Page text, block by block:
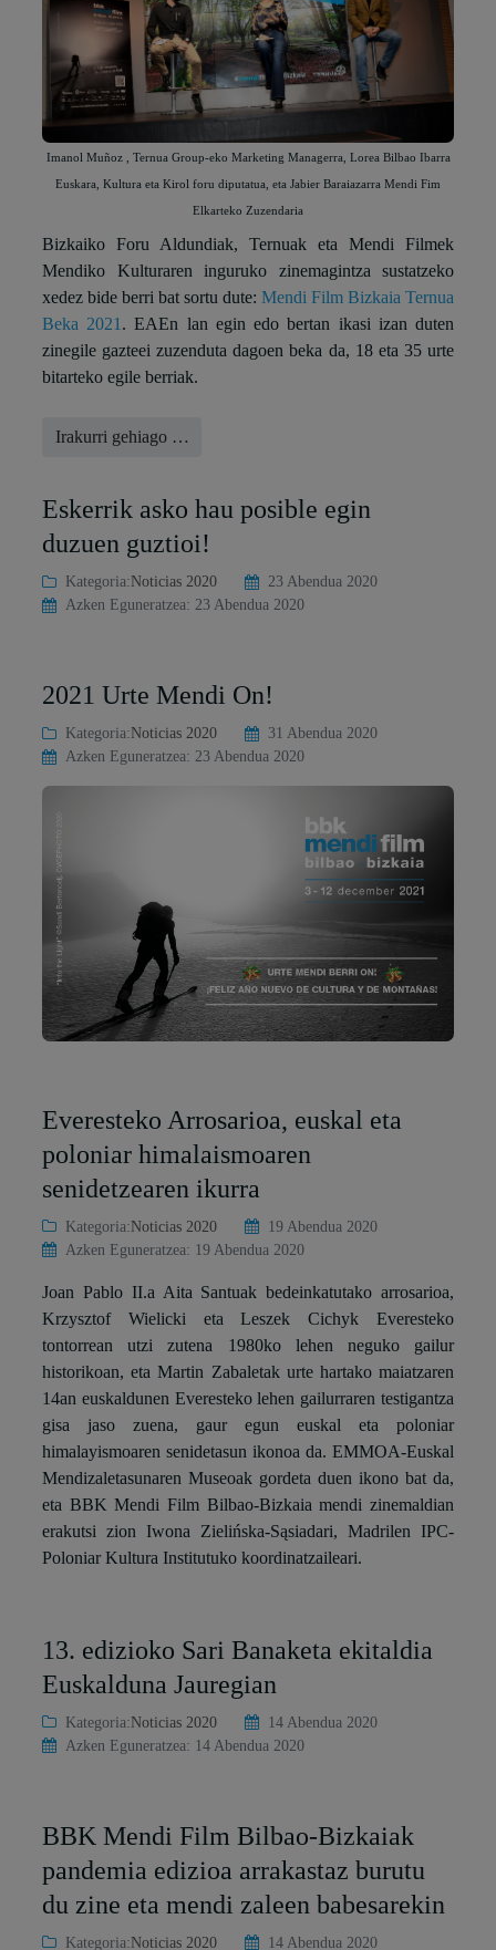
Imanol Muñoz , Ternua Group-eko Marketing Managerra, Lorea Bilbao Ibarra
Euskara, Kultura eta Kirol foru diputatua, eta Jabier Baraiazarra Mendi Fim
Elkarteko Zuzendaria
Bizkaiko Foru Aldundiak, Ternuak eta Mendi Filmek
Mendiko Kulturaren inguruko zinemagintza sustatzeko
xedez bide berri bat sortu dute: Mendi Film Bizkaia Ternua
Beka 2021 . EAEn lan egin edo bertan ikasi izan duten
zinegile gazteei zuzenduta dagoen beka da, 18 eta 35 urte
bitarteko egile berriak.
Irakurri gehiago …
Eskerrik asko hau posible egin
duzuen guztioi!
Kategoria:Noticias 2020
23 Abendua 2020
Azken Eguneratzea: 23 Abendua 2020
2021 Urte Mendi On!
Kategoria:Noticias 2020
31 Abendua 2020
Azken Eguneratzea: 23 Abendua 2020
Everesteko Arrosarioa, euskal eta
poloniar himalaismoaren
senidetzearen ikurra
Kategoria:Noticias 2020
19 Abendua 2020
Azken Eguneratzea: 19 Abendua 2020
Joan Pablo II.a Aita Santuak bedeinkatutako arrosarioa,
Krzysztof Wielicki eta Leszek Cichyk Everesteko
tontorrean utzi zutena 1980ko lehen neguko gailur
historikoan, eta Martin Zabaletak urte hartako maiatzaren
14an euskaldunen Everesteko lehen gailurraren testigantza
gisa jaso zuena, gaur egun euskal eta poloniar
himalayismoaren senidetasun ikonoa da. EMMOA-Euskal
Mendizaletasunaren Museoak gordeta duen ikono bat da,
eta BBK Mendi Film Bilbao-Bizkaia mendi zinemaldian
erakutsi zion Iwona Zielińska-Sąsiadari, Madrilen IPC-
Poloniar Kultura Institutuko koordinatzaileari.
13. edizioko Sari Banaketa ekitaldia
Euskalduna Jauregian
Kategoria:Noticias 2020
14 Abendua 2020
Azken Eguneratzea: 14 Abendua 2020
BBK Mendi Film Bilbao-Bizkaiak
pandemia edizioa arrakastaz burutu
du zine eta mendi zaleen babesarekin
Kategoria:Noticias 2020 14 Abendua 2020